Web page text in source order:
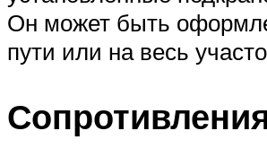
Он может быть
пути или на весь